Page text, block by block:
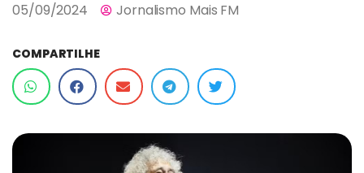
05/09/2024 Jornalismo Mais FM
COMPARTILHE